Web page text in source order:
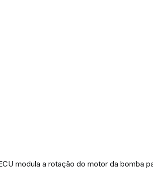
modula a rotação do motor da bomba